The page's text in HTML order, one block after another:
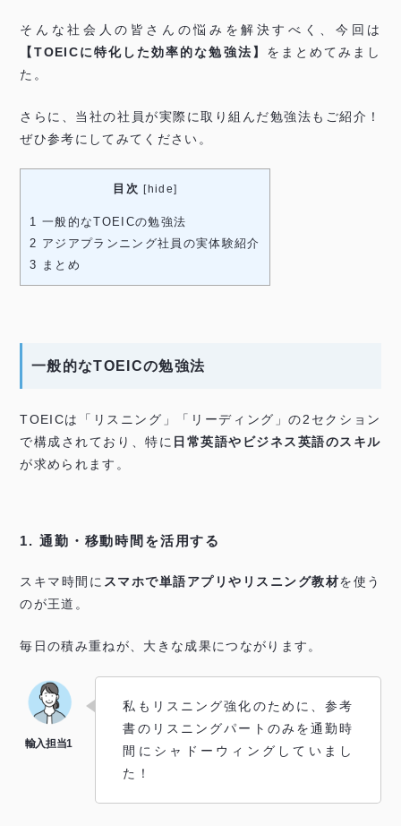
そんな社会人の皆さんの悩みを解決すべく、今回は
【TOEICに特化した効率的な勉強法】 をまとめてみまし
た。
さらに、当社の社員が実際に取り組んだ勉強法もご紹介！
ぜひ参考にしてみてください。
目次 [hide]
1 一般的なTOEICの勉強法
2 アジアプランニング社員の実体験紹介
3 まとめ
一般的なTOEICの勉強法
TOEICは「リスニング」「リーディング」の2セクション
で構成されており、特に 日常英語やビジネス英語のスキル
が求められます。
1. 通勤・移動時間を活用する
スキマ時間に スマホで単語アプリやリスニング教材を使う
のが王道。
毎日の積み重ねが、大きな成果につながります。
私もリスニング強化のために、参考
書のリスニングパートのみを通勤時
間にシャドーウィングしていまし
た！